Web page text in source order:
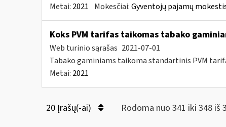
Metai: 2021 Mokesčiai:Gyventojų pajamų
Koks PVM tarifas taikomas tabako
Web turinio sąrašas 2021-07-01
Tabako gaminiams taikoma standartinis PVM
Metai: 2021
20 Įrašų(-ai) Rodoma nuo 341 iki 348 iš